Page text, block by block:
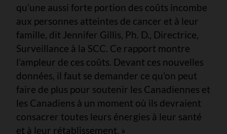
qu’une aussi forte portion des coûts incombe
aux personnes atteintes de cancer et à leur
famille, dit Jennifer Gillis, Ph. D., Directrice,
Surveillance à la SCC. Ce rapport montre
l’ampleur de ces coûts. Devant ces nouvelles
données, il faut se demander ce qu’on peut
faire de plus pour soutenir les Canadiennes et
les Canadiens à un moment où ils devraient
consacrer toutes leurs énergies à leur santé
et à leur rétablissement. »